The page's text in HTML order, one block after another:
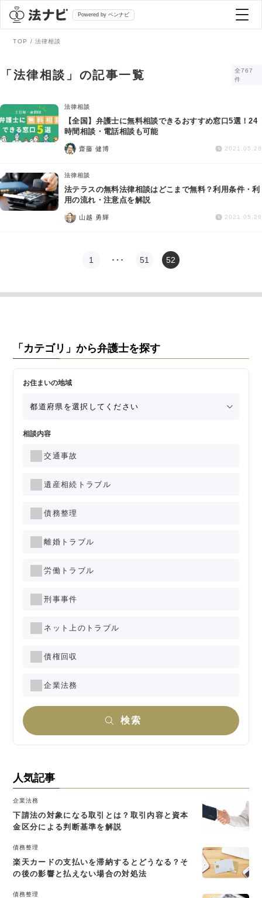
Powered by ベンナビ
全て
法律相談
債務整理
遺産相続
債権回収
企業法務
弁護士を探す
おすすめ弁護士診断
AI Search Premium
掲載をご検討の弁護士の方へ
TOP 法律相談
「法律相談」の記事一覧
全767
件
法律相談
【全国】弁護士に無料相談できるおすすめ窓口5選！24
時間相談・電話相談も可能
齋藤 健博 2021.05.28
法律相談
法テラスの無料法律相談はどこまで無料？利用条件・利
用の流れ・注意点を解説
山越 勇輝 2021.05.26
1 … 51 52
「カテゴリ」から弁護士を探す
お住まいの地域
相談内容
交通事故
遺産相続トラブル
債務整理
離婚トラブル
労働トラブル
刑事事件
ネット上のトラブル
債権回収
企業法務
検索
人気記事
企業法務
下請法の対象になる取引とは？取引内容と資本
金区分による判断基準を解説
債務整理
楽天カードの支払いを滞納するとどうなる？そ
の後の影響と払えない場合の対処法
債務整理